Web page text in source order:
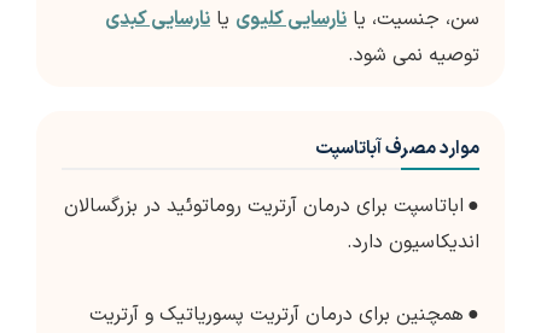
سن، جنسیت، یا نارسایی کلیوی یا نارسایی کبدی
توصیه نمی شود.
موارد مصرف آباتاسپت
● اباتاسپت برای درمان آرتریت روماتوئید در بزرگسالان
اندیکاسیون دارد.
● همچنین برای درمان آرتریت پسوریاتیک و آرتریت